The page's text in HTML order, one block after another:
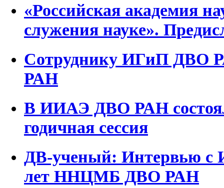
«Российская академия
служения науке».
Сотруднику ИГиП ДВО
РАН
В ИИАЭ ДВО РАН
годичная сессия
ДВ-ученый: Интервью
лет ННЦМБ ДВО РАН